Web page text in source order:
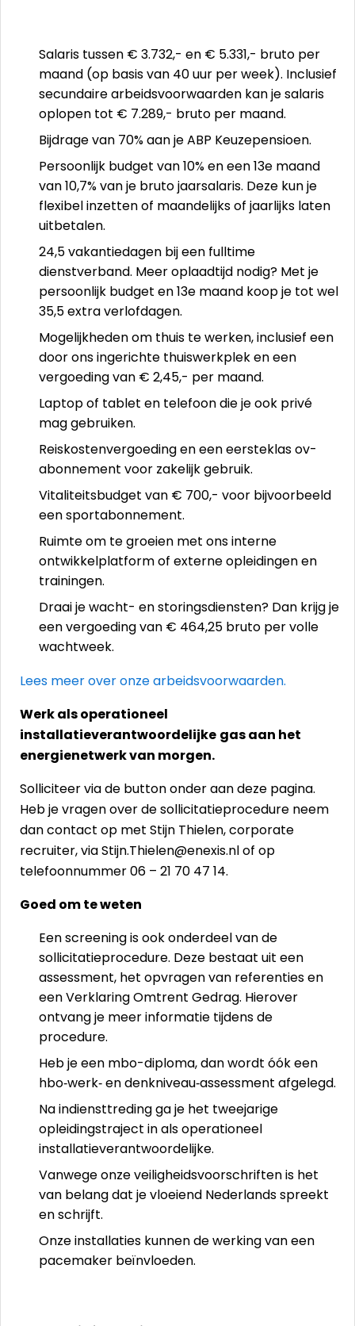
Salaris tussen € 3.732,- en € 5.331,- bruto per
maand (op basis van 40 uur per week). Inclusief
secundaire arbeidsvoorwaarden kan je salaris
oplopen tot € 7.289,- bruto per maand.
Bijdrage van 70% aan je ABP Keuzepensioen.
Persoonlijk budget van 10% en een 13e maand
van 10,7% van je bruto jaarsalaris. Deze kun je
flexibel inzetten of maandelijks of jaarlijks laten
uitbetalen.
24,5 vakantiedagen bij een fulltime
dienstverband. Meer oplaadtijd nodig? Met je
persoonlijk budget en 13e maand koop je tot wel
35,5 extra verlofdagen.
Mogelijkheden om thuis te werken, inclusief een
door ons ingerichte thuiswerkplek en een
vergoeding van € 2,45,- per maand.
Laptop of tablet en telefoon die je ook privé
mag gebruiken.
Reiskostenvergoeding en een eersteklas ov-
abonnement voor zakelijk gebruik.
Vitaliteitsbudget van € 700,- voor bijvoorbeeld
een sportabonnement.
Ruimte om te groeien met ons interne
ontwikkelplatform of externe opleidingen en
trainingen.
Draai je wacht- en storingsdiensten? Dan krijg je
een vergoeding van € 464,25 bruto per volle
wachtweek.
Lees meer over onze arbeidsvoorwaarden.
Werk als operationeel
installatieverantwoordelijke gas aan het
energienetwerk van morgen.
Solliciteer via de button onder aan deze pagina.
Heb je vragen over de sollicitatieprocedure neem
dan contact op met Stijn Thielen, corporate
recruiter, via Stijn.Thielen@enexis.nl of op
telefoonnummer 06 – 21 70 47 14.
Goed om te weten
Een screening is ook onderdeel van de
sollicitatieprocedure. Deze bestaat uit een
assessment, het opvragen van referenties en
een Verklaring Omtrent Gedrag. Hierover
ontvang je meer informatie tijdens de
procedure.
Heb je een mbo-diploma, dan wordt óók een
hbo‑werk‑ en denkniveau‑assessment afgelegd.
Na indiensttreding ga je het tweejarige
opleidingstraject in als operationeel
installatieverantwoordelijke.
Vanwege onze veiligheidsvoorschriften is het
van belang dat je vloeiend Nederlands spreekt
en schrijft.
Onze installaties kunnen de werking van een
pacemaker beïnvloeden.